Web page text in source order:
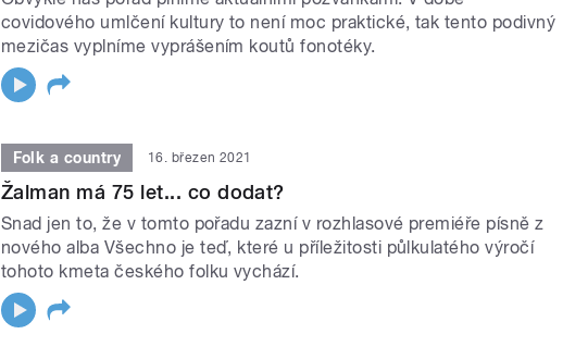
covidového umlčení kultury to není moc praktické, tak tento podivný
mezičas vyplníme vyprášením koutů fonotéky.
Folk a country 16. březen 2021
Žalman má 75 let... co dodat?
Snad jen to, že v tomto pořadu zazní v rozhlasové premiéře písně z
nového alba Všechno je teď, které u příležitosti půlkulatého výročí
tohoto kmeta českého folku vychází.